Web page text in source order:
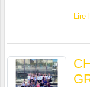
Lire